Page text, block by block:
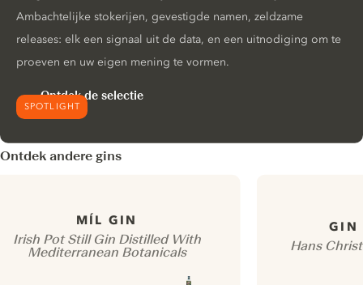
SPOTLIGHT
Ambachtelijke stokerijen, gevestigde namen, zeldzame
releases: elk een signaal uit de data, en een uitnodiging om te
proeven en uw eigen mening te vormen.
Ontdek de selectie
Ontdek andere gins
MÍL GIN
Irish Pot Still Gin Distilled With
Mediterranean Botanicals
GIN
Hans